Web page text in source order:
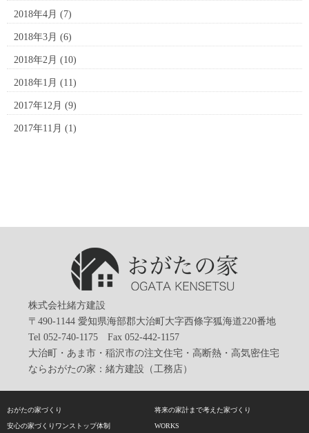
2018年4月 (7)
2018年3月 (6)
2018年2月 (10)
2018年1月 (11)
2017年12月 (9)
2017年11月 (1)
株式会社緒方建設
〒490-1144 愛知県海部郡大治町大字西條字狐海道220番地
Tel 052-740-1175 Fax 052-442-1157
大治町・あま市・稲沢市の注文住宅・高断熱・高気密住宅
ならおがたの家：緒方建設（工務店）
おがたの家づくり 将来の家計まで考えた家づくり
安心の家づくりワンストップ体制 WORKS